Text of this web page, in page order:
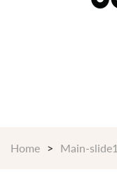
Home Main-slide1